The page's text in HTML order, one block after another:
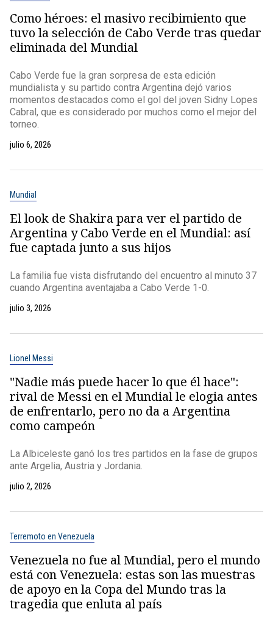
Como héroes: el masivo recibimiento que
tuvo la selección de Cabo Verde tras quedar
eliminada del Mundial
Cabo Verde fue la gran sorpresa de esta edición
mundialista y su partido contra Argentina dejó varios
momentos destacados como el gol del joven Sidny Lopes
Cabral, que es considerado por muchos como el mejor del
torneo.
julio 6, 2026
Mundial
El look de Shakira para ver el partido de
Argentina y Cabo Verde en el Mundial: así
fue captada junto a sus hijos
La familia fue vista disfrutando del encuentro al minuto 37
cuando Argentina aventajaba a Cabo Verde 1-0.
julio 3, 2026
Lionel Messi
"Nadie más puede hacer lo que él hace":
rival de Messi en el Mundial le elogia antes
de enfrentarlo, pero no da a Argentina
como campeón
La Albiceleste ganó los tres partidos en la fase de grupos
ante Argelia, Austria y Jordania.
julio 2, 2026
Terremoto en Venezuela
Venezuela no fue al Mundial, pero el mundo
está con Venezuela: estas son las muestras
de apoyo en la Copa del Mundo tras la
tragedia que enluta al país